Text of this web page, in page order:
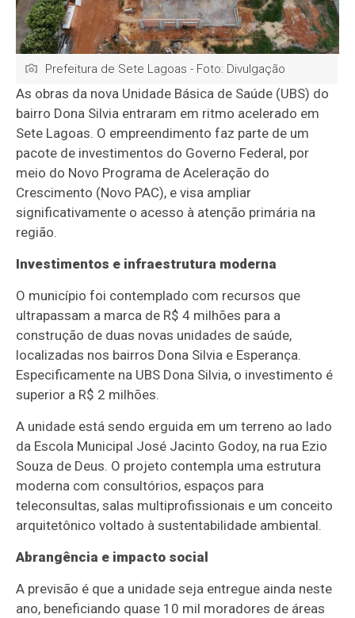
Prefeitura de Sete Lagoas - Foto: Divulgação
As obras da nova Unidade Básica de Saúde (UBS) do
bairro Dona Silvia entraram em ritmo acelerado em
Sete Lagoas. O empreendimento faz parte de um
pacote de investimentos do Governo Federal, por
meio do Novo Programa de Aceleração do
Crescimento (Novo PAC), e visa ampliar
significativamente o acesso à atenção primária na
região.
Investimentos e infraestrutura moderna
O município foi contemplado com recursos que
ultrapassam a marca de R$ 4 milhões para a
construção de duas novas unidades de saúde,
localizadas nos bairros Dona Silvia e Esperança.
Especificamente na UBS Dona Silvia, o investimento é
superior a R$ 2 milhões.
A unidade está sendo erguida em um terreno ao lado
da Escola Municipal José Jacinto Godoy, na rua Ezio
Souza de Deus. O projeto contempla uma estrutura
moderna com consultórios, espaços para
teleconsultas, salas multiprofissionais e um conceito
arquitetônico voltado à sustentabilidade ambiental.
Abrangência e impacto social
A previsão é que a unidade seja entregue ainda neste
ano, beneficiando quase 10 mil moradores de áreas